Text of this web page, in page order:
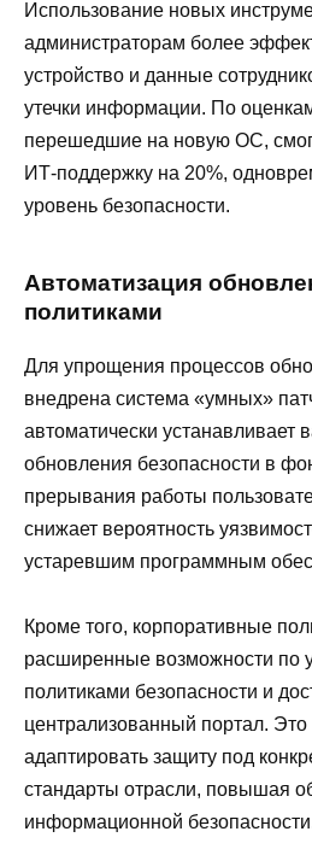
Использование новых
администраторам более
устройство и данные
утечки информации. По
перешедшие на новую ОС,
ИТ-поддержку на 20%,
уровень безопасности.
Автоматизация
политиками
Для упрощения процессов
внедрена система «умных»
автоматически устанавливает
обновления безопасности в
прерывания работы
снижает вероятность
устаревшим программным
Кроме того, корпоративные
расширенные возможности по
политиками безопасности и
централизованный портал. Это
адаптировать защиту под
стандарты отрасли, повышая
информационной